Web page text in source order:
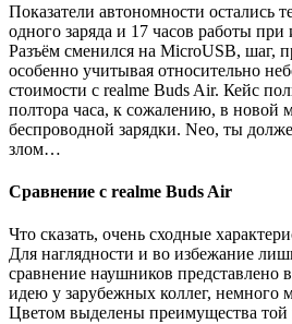
Показатели автономности остались
одного заряда и 17 часов работы при
Разъём сменился на MicroUSB, шаг,
особенно учитывая относительно
стоимости с realme Buds Air. Кейс
полтора часа, к сожалению, в новой
беспроводной зарядки. Neo, ты
злом…
Сравнение с realme Buds Air
Что сказать, очень сходные
Для наглядности и во избежание
сравнение наушников представлено
идею у зарубежных коллег, немного
Цветом выделены преимущества